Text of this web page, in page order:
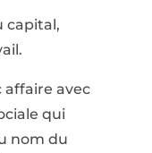
capital,
avec
qui
nom du